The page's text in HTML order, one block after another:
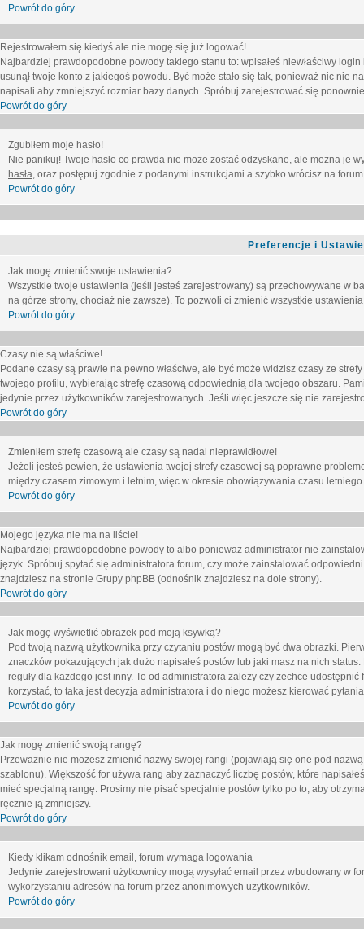
Powrót do góry
Rejestrowałem się kiedyś ale nie mogę się już logować!
Najbardziej prawdopodobne powody takiego stanu to: wpisałeś niewłaściwy
usunął twoje konto z jakiegoś powodu. Być może stało się tak, ponieważ nic nie
napisali aby zmniejszyć rozmiar bazy danych. Spróbuj zarejestrować się
Powrót do góry
Zgubiłem moje hasło!
Nie panikuj! Twoje hasło co prawda nie może zostać odzyskane, ale można je
hasła, oraz postępuj zgodnie z podanymi instrukcjami a szybko wrócisz na forum
Powrót do góry
Preferencje i
Jak mogę zmienić swoje ustawienia?
Wszystkie twoje ustawienia (jeśli jesteś zarejestrowany) są przechowywane w
na górze strony, chociaż nie zawsze). To pozwoli ci zmienić wszystkie
Powrót do góry
Czasy nie są właściwe!
Podane czasy są prawie na pewno właściwe, ale być może widzisz czasy ze
twojego profilu, wybierając strefę czasową odpowiednią dla twojego obszaru.
jedynie przez użytkowników zarejestrowanych. Jeśli więc jeszcze się nie
Powrót do góry
Zmieniłem strefę czasową ale czasy są nadal nieprawidłowe!
Jeżeli jesteś pewien, że ustawienia twojej strefy czasowej są poprawne
między czasem zimowym i letnim, więc w okresie obowiązywania czasu
Powrót do góry
Mojego języka nie ma na liście!
Najbardziej prawdopodobne powody to albo ponieważ administrator nie
język. Spróbuj spytać się administratora forum, czy może zainstalować
znajdziesz na stronie Grupy phpBB (odnośnik znajdziesz na dole strony).
Powrót do góry
Jak mogę wyświetlić obrazek pod moją ksywką?
Pod twoją nazwą użytkownika przy czytaniu postów mogą być dwa obrazki.
znaczków pokazujących jak dużo napisałeś postów lub jaki masz na nich
reguły dla każdego jest inny. To od administratora zależy czy zechce
korzystać, to taka jest decyzja administratora i do niego możesz kierować
Powrót do góry
Jak mogę zmienić swoją rangę?
Przeważnie nie możesz zmienić nazwy swojej rangi (pojawiają się one pod
szablonu). Większość for używa rang aby zaznaczyć liczbę postów, które
mieć specjalną rangę. Prosimy nie pisać specjalnie postów tylko po to, aby
ręcznie ją zmniejszy.
Powrót do góry
Kiedy klikam odnośnik email, forum wymaga logowania
Jedynie zarejestrowani użytkownicy mogą wysyłać email przez wbudowany w
wykorzystaniu adresów na forum przez anonimowych użytkowników.
Powrót do góry